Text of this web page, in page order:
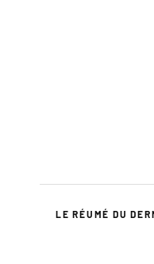
LE RÉUMÉ DU